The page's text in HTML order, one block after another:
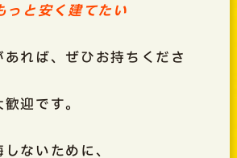
と安く建てたい
れば、ぜひお持ちくださ
迎です。
ないために、